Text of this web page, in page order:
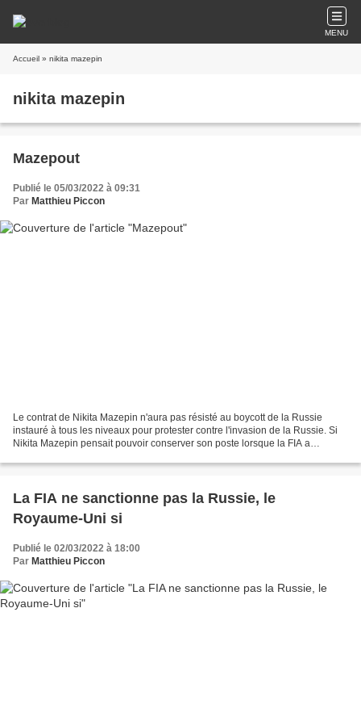
MENU
Accueil » nikita mazepin
nikita mazepin
Mazepout
Publié le 05/03/2022 à 09:31
Par Matthieu Piccon
Le contrat de Nikita Mazepin n'aura pas résisté au boycott de la Russie
instauré à tous les niveaux pour protester contre l'invasion de la Russie. Si
Nikita Mazepin pensait pouvoir conserver son poste lorsque la FIA a
La FIA ne sanctionne pas la Russie, le
Royaume-Uni si
Publié le 02/03/2022 à 18:00
Par Matthieu Piccon